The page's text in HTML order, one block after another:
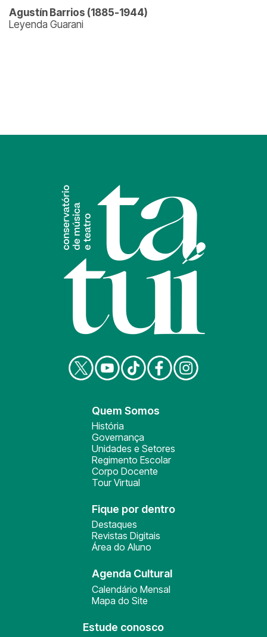
Agustín Barrios (1885-1944)
Leyenda Guarani
Quem Somos
História
Governança
Unidades e Setores
Regimento Escolar
Corpo Docente
Tour Virtual
Fique por dentro
Destaques
Revistas Digitais
Área do Aluno
Agenda Cultural
Calendário Mensal
Mapa do Site
Estude conosco